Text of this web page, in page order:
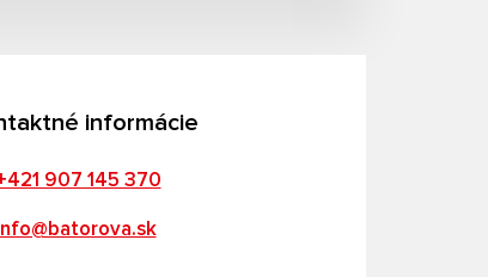
informácie
907 145 370